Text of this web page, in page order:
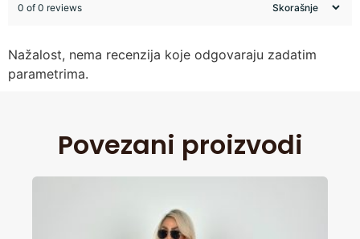
0 of 0 reviews
Nažalost, nema recenzija koje odgovaraju zadatim
parametrima.
Povezani proizvodi